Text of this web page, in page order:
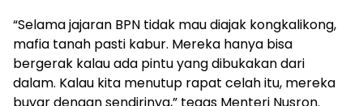
“Selama jajaran BPN tidak mau diajak kongkalikong,
mafia tanah pasti kabur. Mereka hanya bisa
bergerak kalau ada pintu yang dibukakan dari
dalam. Kalau kita menutup rapat celah itu, mereka